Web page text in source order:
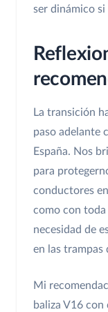
ser dinámico
La transición
paso adelante
España. Nos
para
conductores
como con toda
necesidad de
en las trampas
Mi
baliza V16